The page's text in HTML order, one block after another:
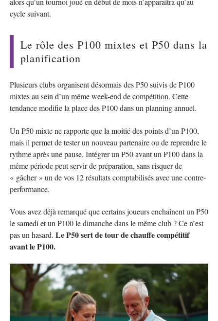
cycle suivant.
Le rôle des P100 mixtes et P50 dans la
planification
Plusieurs clubs organisent désormais des P50 suivis de P100
mixtes au sein d’un même week-end de compétition. Cette
tendance modifie la place des P100 dans un planning annuel.
Un P50 mixte ne rapporte que la moitié des points d’un P100,
mais il permet de tester un nouveau partenaire ou de reprendre le
rythme après une pause. Intégrer un P50 avant un P100 dans la
même période peut servir de préparation, sans risquer de
« gâcher » un de vos 12 résultats comptabilisés avec une contre-
performance.
Vous avez déjà remarqué que certains joueurs enchaînent un P50
le samedi et un P100 le dimanche dans le même club ? Ce n’est
pas un hasard. Le P50 sert de tour de chauffe compétitif
avant le P100.